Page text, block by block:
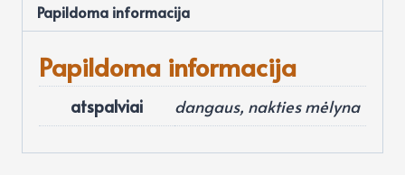
Papildoma informacija
Papildoma informacija
atspalviai dangaus, nakties mėlyna